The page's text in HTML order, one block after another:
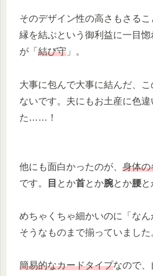
そのデザイン性の高さもさる
縁を結ぶという御利益に一目
が「 結び守 」。
大事に包んで大事に結んだ、
ないです。夫にもお土産に色違
た……！
他にも面白かったのが、 身体の
です。
目 とか首とか腕とか腰と
めちゃくちゃ細かいのに「な
そうなものまで揃っていました
簡易的なカードタイプなので、